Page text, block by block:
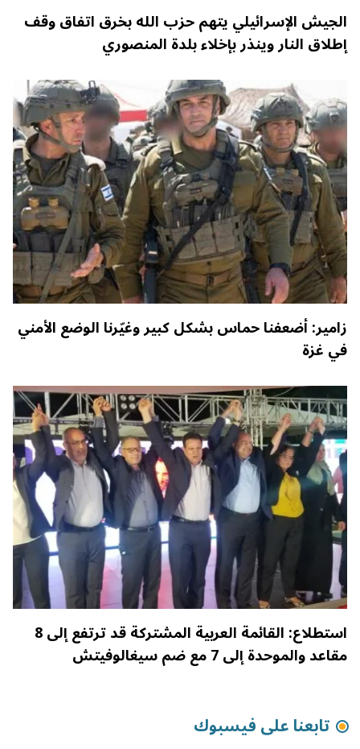
الجيش الإسرائيلي يتهم حزب الله بخرق اتفاق وقف
إطلاق النار وينذر بإخلاء بلدة المنصوري
زامير: أضعفنا حماس بشكل كبير وغيّرنا الوضع الأمني
في غزة
استطلاع: القائمة العربية المشتركة قد ترتفع إلى 8
مقاعد والموحدة إلى 7 مع ضم سيغالوفيتش
تابعنا على فيسبوك